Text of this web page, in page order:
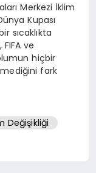
Merkezi İklim
Kupası
sıcaklıkta
ve
hiçbir
fark
Değişikliği